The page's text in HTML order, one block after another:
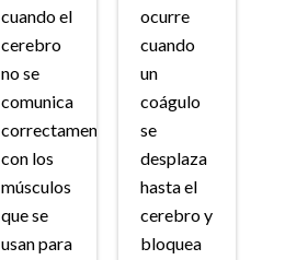
cuando el
cerebro
no se
comunica
correctamente
con los
músculos
que se
usan para
ocurre
cuando
un
coágulo
se
desplaza
hasta el
cerebro y
bloquea